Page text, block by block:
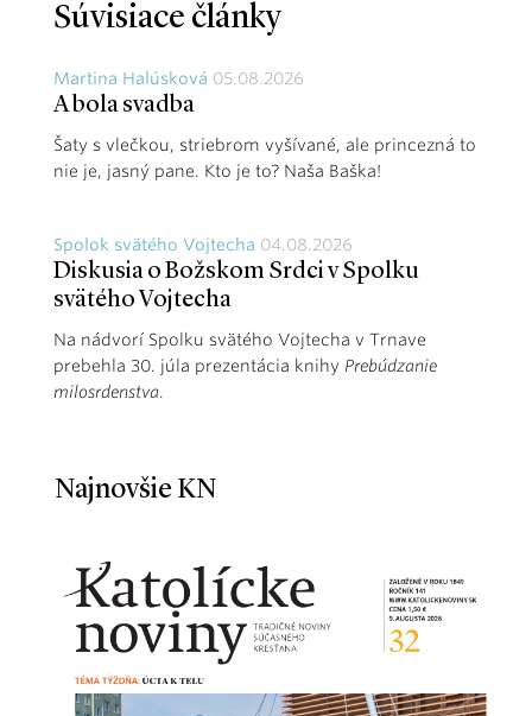
Súvisiace články
Martina Halúsková 05.08.2026
A bola svadba
Šaty s vlečkou, striebrom vyšívané, ale princezná to
nie je, jasný pane. Kto je to? Naša Baška!
Spolok svätého Vojtecha 04.08.2026
Diskusia o Božskom Srdci v Spolku
svätého Vojtecha
Na nádvorí Spolku svätého Vojtecha v Trnave
prebehla 30. júla prezentácia knihy Prebúdzanie
milosrdenstva.
Najnovšie KN